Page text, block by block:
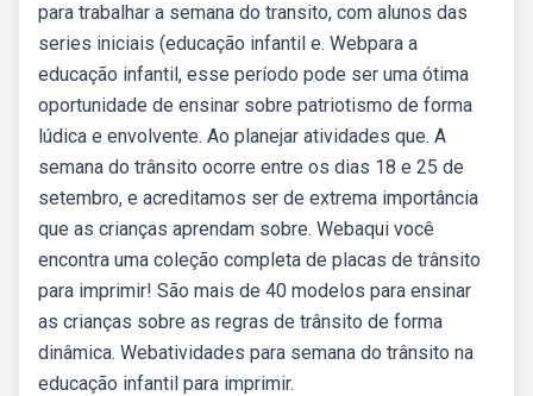
para trabalhar a semana do transito, com alunos das
series iniciais (educação infantil e. Webpara a
educação infantil, esse período pode ser uma ótima
oportunidade de ensinar sobre patriotismo de forma
lúdica e envolvente. Ao planejar atividades que. A
semana do trânsito ocorre entre os dias 18 e 25 de
setembro, e acreditamos ser de extrema importância
que as crianças aprendam sobre. Webaqui você
encontra uma coleção completa de placas de trânsito
para imprimir! São mais de 40 modelos para ensinar
as crianças sobre as regras de trânsito de forma
dinâmica. Webatividades para semana do trânsito na
educação infantil para imprimir.